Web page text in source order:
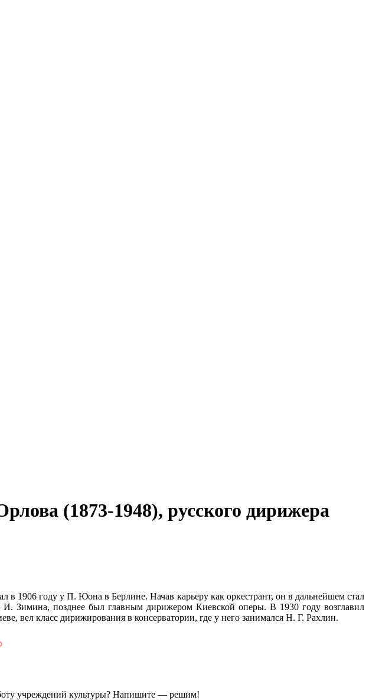
(1873-1948), русского дирижера
в 1906 году у П. Юона в Берлине. Начав карьеру как оркестрант, он в дальнейшем стал
Зимина, позднее был главным дирижером Киевской оперы. В 1930 году возглавил
вел класс дирижирования в консерватории, где у него занимался Н. Г. Рахлин.
учреждений культуры? Напишите — решим!